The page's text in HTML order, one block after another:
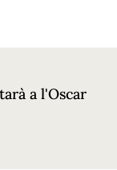
a l'Oscar